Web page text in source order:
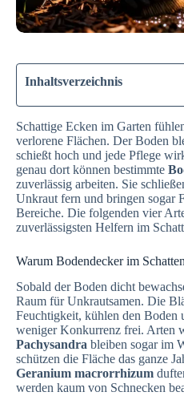
Inhaltsverzeichnis
Schattige Ecken im Garten
verlorene Flächen. Der Boden
schießt hoch und jede Pflege
genau dort können bestimmte
zuverlässig arbeiten. Sie
Unkraut fern und bringen sogar
Bereiche. Die folgenden vier
zuverlässigsten Helfern im
Warum Bodendecker im
Sobald der Boden dicht
Raum für Unkrautsamen. Die
Feuchtigkeit, kühlen den Boden
weniger Konkurrenz frei. Arten
Pachysandra bleiben sogar im
schützen die Fläche das ganze
Geranium macrorrhizum
werden kaum von Schnecken